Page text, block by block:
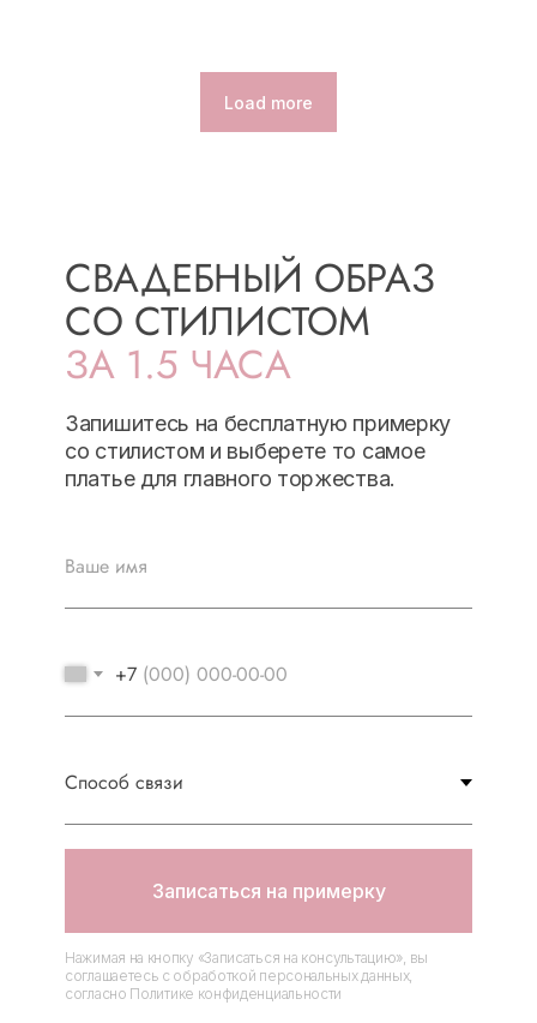
Load more
Запишитесь на бесплатную примерку
со стилистом и выберете то самое
платье для главного торжества.
Нажимая на кнопку «Записаться на консультацию», вы
соглашаетесь с обработкой персональных данных,
согласно Политике конфиденциальности
СВАДЕБНЫЙ ОБРАЗ
СО СТИЛИСТОМ
ЗА 1.5 ЧАСА
+7
Записаться на примерку